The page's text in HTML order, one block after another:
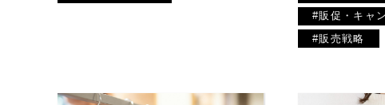
#販促・キャ
#販売戦略